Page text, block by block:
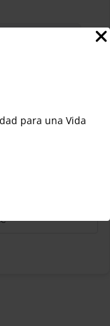
para una Vida
la contraseña?
ahora